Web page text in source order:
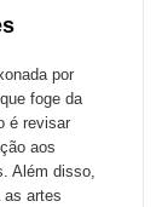
por
foge da
é revisar
aos
Além disso,
as artes